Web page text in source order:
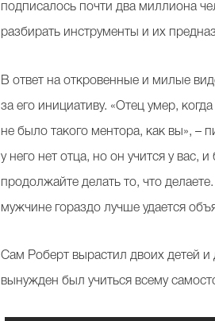
подписалось почти два миллиона
разбирать инструменты и их
В ответ на откровенные и милые
за его инициативу. «Отец умер,
не было такого ментора, как вы», –
у него нет отца, но он учится у
продолжайте делать то, что
мужчине гораздо лучше удается
Сам Роберт вырастил двоих детей
вынужден был учиться всему